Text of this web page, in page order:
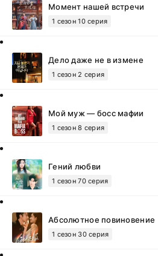
Момент нашей встречи
1 сезон 10 серия
Дело даже не в измене
1 сезон 2 серия
Мой муж — босс мафии
1 сезон 8 серия
Гений любви
1 сезон 70 серия
Абсолютное повиновение
1 сезон 30 серия